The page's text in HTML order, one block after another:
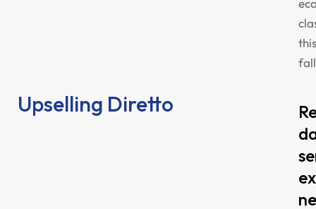
Upselling Diretto